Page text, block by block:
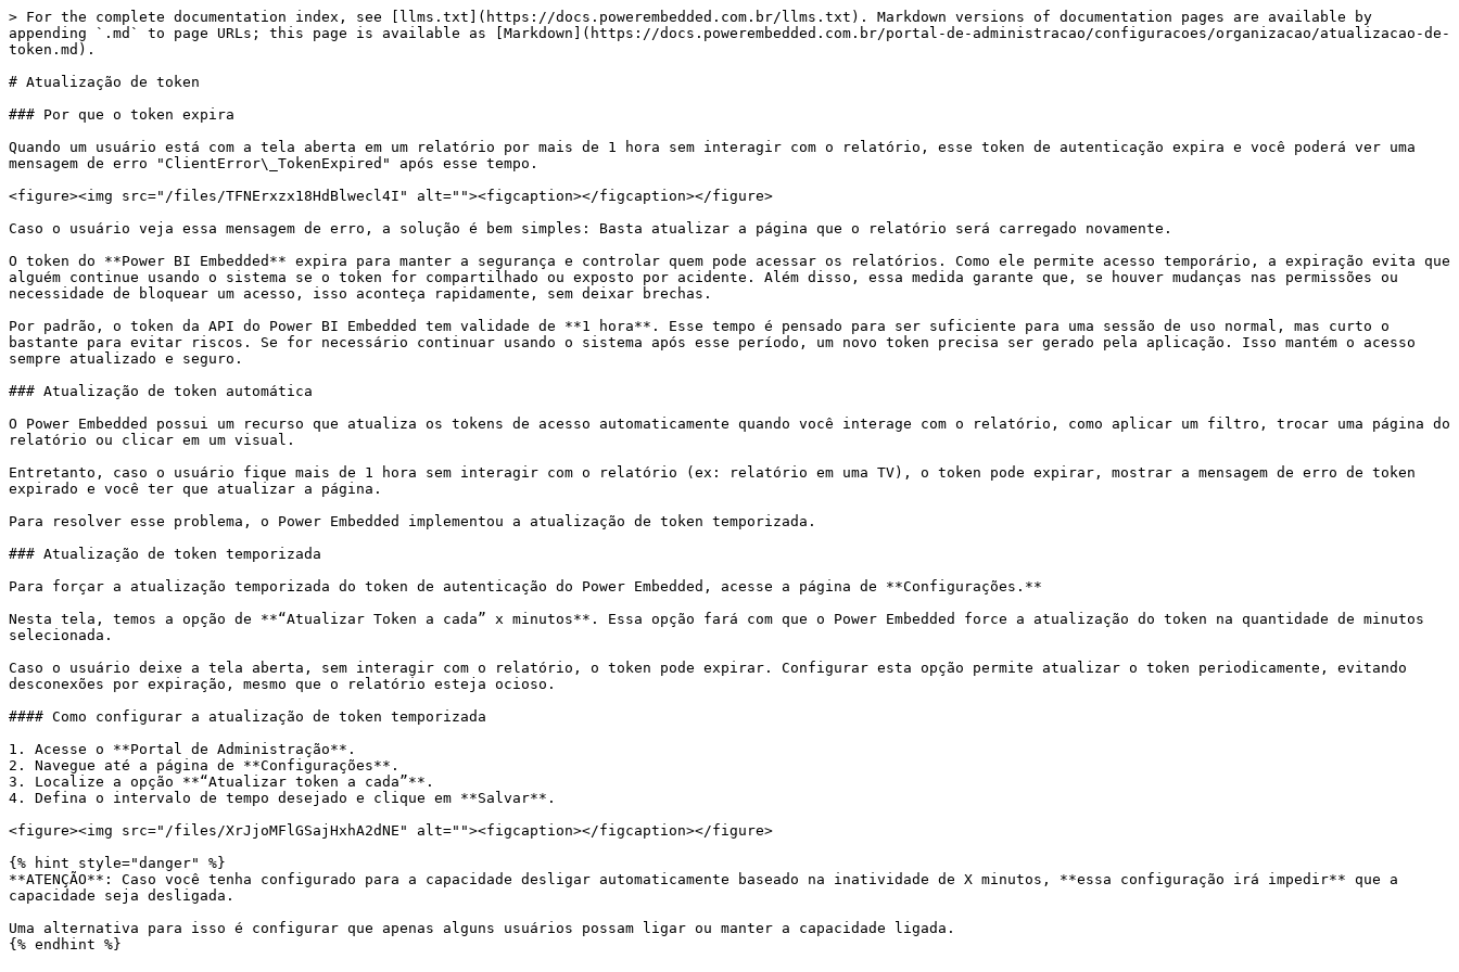
> For the complete documentation index, see [llms.txt](https://docs.powerembedded.com.br/llms.txt). Markdown versions of documentation pages are available by
appending `.md` to page URLs; this page is available as [Markdown](https://docs.powerembedded.com.br/portal-de-administracao/configuracoes/organizacao/atualizacao-de-
token.md).
# Atualização de token
### Por que o token expira
Quando um usuário está com a tela aberta em um relatório por mais de 1 hora sem interagir com o relatório, esse token de autenticação expira e você poderá ver uma
mensagem de erro "ClientError\_TokenExpired" após esse tempo.
<figure><img src="/files/TFNErxzx18HdBlwecl4I" alt=""><figcaption></figcaption></figure>
Caso o usuário veja essa mensagem de erro, a solução é bem simples: Basta atualizar a página que o relatório será carregado novamente.
O token do **Power BI Embedded** expira para manter a segurança e controlar quem pode acessar os relatórios. Como ele permite acesso temporário, a expiração evita que
alguém continue usando o sistema se o token for compartilhado ou exposto por acidente. Além disso, essa medida garante que, se houver mudanças nas permissões ou
necessidade de bloquear um acesso, isso aconteça rapidamente, sem deixar brechas.
Por padrão, o token da API do Power BI Embedded tem validade de **1 hora**. Esse tempo é pensado para ser suficiente para uma sessão de uso normal, mas curto o
bastante para evitar riscos. Se for necessário continuar usando o sistema após esse período, um novo token precisa ser gerado pela aplicação. Isso mantém o acesso
sempre atualizado e seguro.
### Atualização de token automática
O Power Embedded possui um recurso que atualiza os tokens de acesso automaticamente quando você interage com o relatório, como aplicar um filtro, trocar uma página do
relatório ou clicar em um visual.
Entretanto, caso o usuário fique mais de 1 hora sem interagir com o relatório (ex: relatório em uma TV), o token pode expirar, mostrar a mensagem de erro de token
expirado e você ter que atualizar a página.
Para resolver esse problema, o Power Embedded implementou a atualização de token temporizada.
### Atualização de token temporizada
Para forçar a atualização temporizada do token de autenticação do Power Embedded, acesse a página de **Configurações.**
Nesta tela, temos a opção de **“Atualizar Token a cada” x minutos**. Essa opção fará com que o Power Embedded force a atualização do token na quantidade de minutos
selecionada.
Caso o usuário deixe a tela aberta, sem interagir com o relatório, o token pode expirar. Configurar esta opção permite atualizar o token periodicamente, evitando
desconexões por expiração, mesmo que o relatório esteja ocioso.
#### Como configurar a atualização de token temporizada
1. Acesse o **Portal de Administração**.
2. Navegue até a página de **Configurações**.
3. Localize a opção **“Atualizar token a cada”**.
4. Defina o intervalo de tempo desejado e clique em **Salvar**.
<figure><img src="/files/XrJjoMFlGSajHxhA2dNE" alt=""><figcaption></figcaption></figure>
{% hint style="danger" %}
**ATENÇÃO**: Caso você tenha configurado para a capacidade desligar automaticamente baseado na inatividade de X minutos, **essa configuração irá impedir** que a
capacidade seja desligada.
Uma alternativa para isso é configurar que apenas alguns usuários possam ligar ou manter a capacidade ligada.